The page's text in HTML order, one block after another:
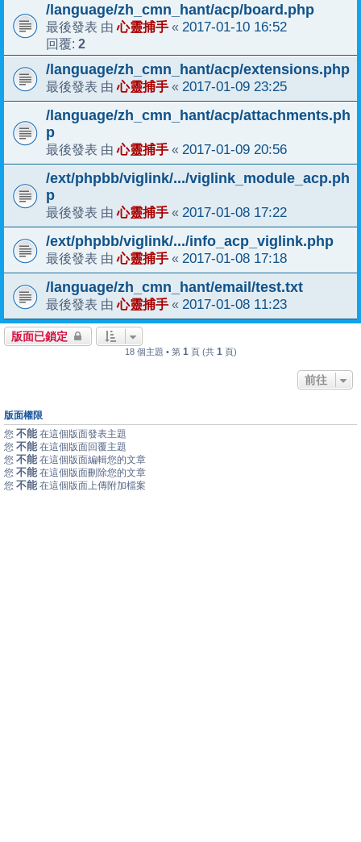
/language/zh_cmn_hant/acp/board.php
最後發表 由心靈捕手 « 2017-01-10 16:52
回覆: 2
/language/zh_cmn_hant/acp/extensions.php
最後發表 由心靈捕手 « 2017-01-09 23:25
/language/zh_cmn_hant/acp/attachments.ph
p
最後發表 由心靈捕手 « 2017-01-09 20:56
/ext/phpbb/viglink/.../viglink_module_acp.ph
p
最後發表 由心靈捕手 « 2017-01-08 17:22
/ext/phpbb/viglink/.../info_acp_viglink.php
最後發表 由心靈捕手 « 2017-01-08 17:18
/language/zh_cmn_hant/email/test.txt
最後發表 由心靈捕手 « 2017-01-08 11:23
版面已鎖定
18 個主題 • 第 1 頁 (共 1 頁)
前往
版面權限
您 不能 在這個版面發表主題
您 不能 在這個版面回覆主題
您 不能 在這個版面編輯您的文章
您 不能 在這個版面刪除您的文章
您 不能 在這個版面上傳附加檔案